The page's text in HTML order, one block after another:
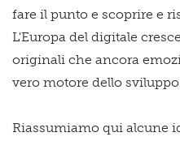
fare il punto e scoprire e
L'Europa del digitale
originali che ancora
vero motore dello
Riassumiamo qui alcune